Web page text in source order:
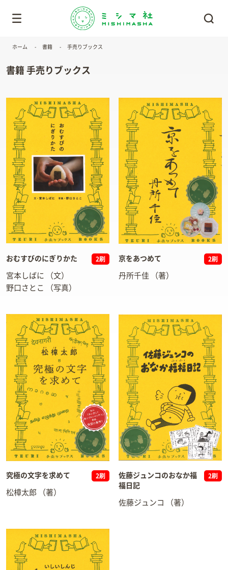
ホーム 書籍 手売りブックス
書籍 手売りブックス
おむすびのにぎりかた 2刷
宮本しばに
（文）
野口さとこ
（写真）
京をあつめて 2刷
丹所千佳 （著）
究極の文字を求めて 2刷
松樟太郎 （著）
佐藤ジュンコのおなか福
福日記
2刷
佐藤ジュンコ （著）